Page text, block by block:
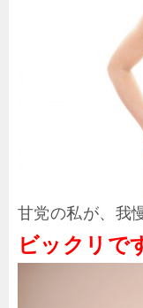
甘党の私が、我
ビックリで